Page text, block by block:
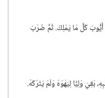
كُلَّ مَا يَمْلِكُ.‏ ثُمَّ ضَرَبَ
وَلِيًّا لِيَهْوَهَ وَلَمْ يَتْرُكْهُ.‏